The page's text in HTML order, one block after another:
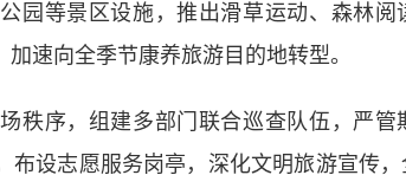
园等景区设施，推出滑草运动、森林阅
速向全季节康养旅游目的地转型。
序，组建多部门联合巡查队伍，严管
布设志愿服务岗亭，深化文明旅游宣传